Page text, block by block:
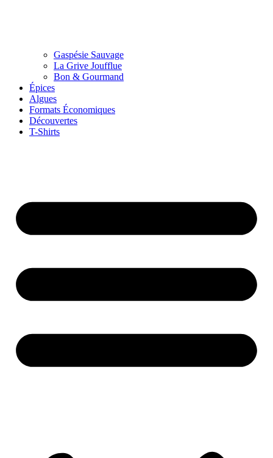
Gaspésie Sauvage
La Grive Joufflue
Bon & Gourmand
Épices
Algues
Formats Économiques
Découvertes
T-Shirts